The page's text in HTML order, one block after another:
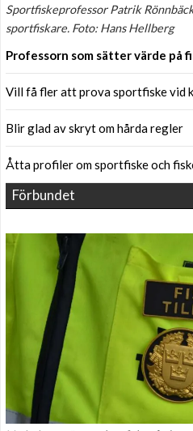
Sportfiskeprofessor Patrik
sportfiskare. Foto: Hans Hellberg
Professorn som sätter värde på
Vill få fler att prova sportfiske vid
Blir glad av skryt om hårda regler
Åtta profiler om sportfiske och
Förbundet